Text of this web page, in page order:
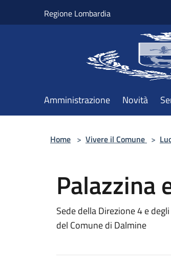
Regione Lombardia
Amministrazione Novità
Home > Vivere il Comune >
Palazzina
Sede della Direzione 4 e
del Comune di Dalmine